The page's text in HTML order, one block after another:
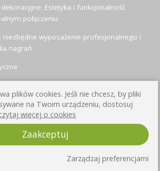
Estetyka i funkcjonalność
połączeniu
niezbędne wyposażenie profesjonalnego i
nagrań
znajduje się informacja o czasie wysyłki -
od 3 do 4 dni roboczych
plików cookies. Jeśli nie chcesz, by pliki
na Twoim urządzeniu, dostosuj
więcej o cookies
Zaakceptuj
Zarządzaj preferencjami